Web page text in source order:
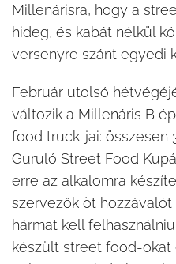
Millenárisra, hogy a
hideg, és kabát nélkül
versenyre szánt egyedi
Február utolsó
változik a Millenáris B
food truck-jai: összesen
Guruló Street Food
erre az alkalomra
szervezők öt
hármat kell
készült street food-okat